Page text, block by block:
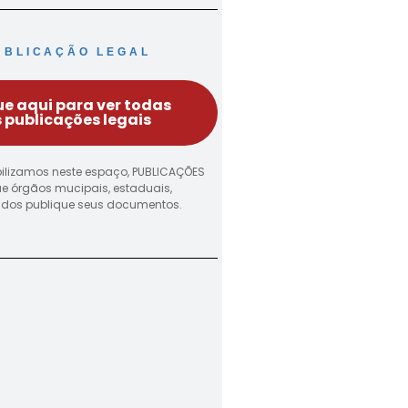
LEGAL
aqui para ver todas
publicações legais
neste espaço, PUBLICAÇÕES
órgãos mucipais, estaduais,
publique seus documentos.